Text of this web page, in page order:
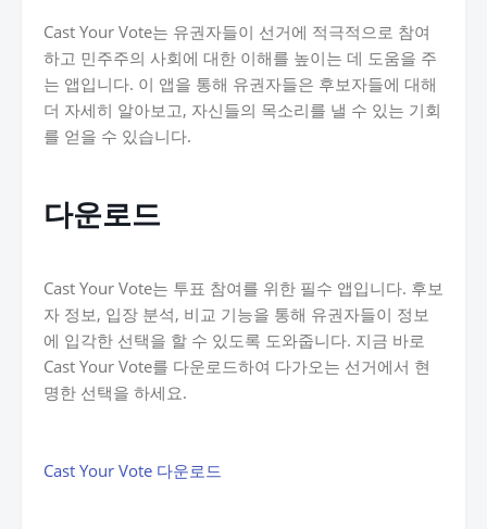
Cast Your Vote는 유권자들이 선거에 적극적으로 참여
하고 민주주의 사회에 대한 이해를 높이는 데 도움을 주
는 앱입니다. 이 앱을 통해 유권자들은 후보자들에 대해
더 자세히 알아보고, 자신들의 목소리를 낼 수 있는 기회
를 얻을 수 있습니다.
다운로드
Cast Your Vote는 투표 참여를 위한 필수 앱입니다. 후보
자 정보, 입장 분석, 비교 기능을 통해 유권자들이 정보
에 입각한 선택을 할 수 있도록 도와줍니다. 지금 바로
Cast Your Vote를 다운로드하여 다가오는 선거에서 현
명한 선택을 하세요.
Cast Your Vote 다운로드